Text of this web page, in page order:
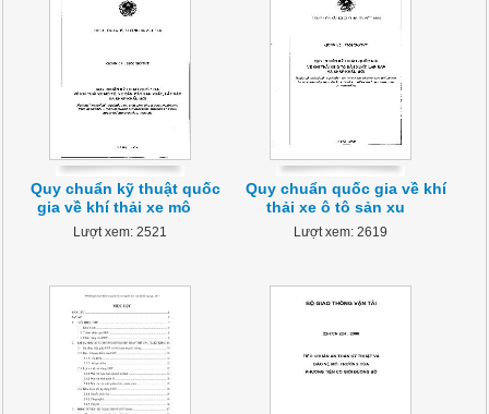
Quy chuẩn kỹ thuật quốc
gia về khí thải xe mô
Lượt xem: 2521
Quy chuẩn quốc gia về khí
thải xe ô tô sản xu
Lượt xem: 2619